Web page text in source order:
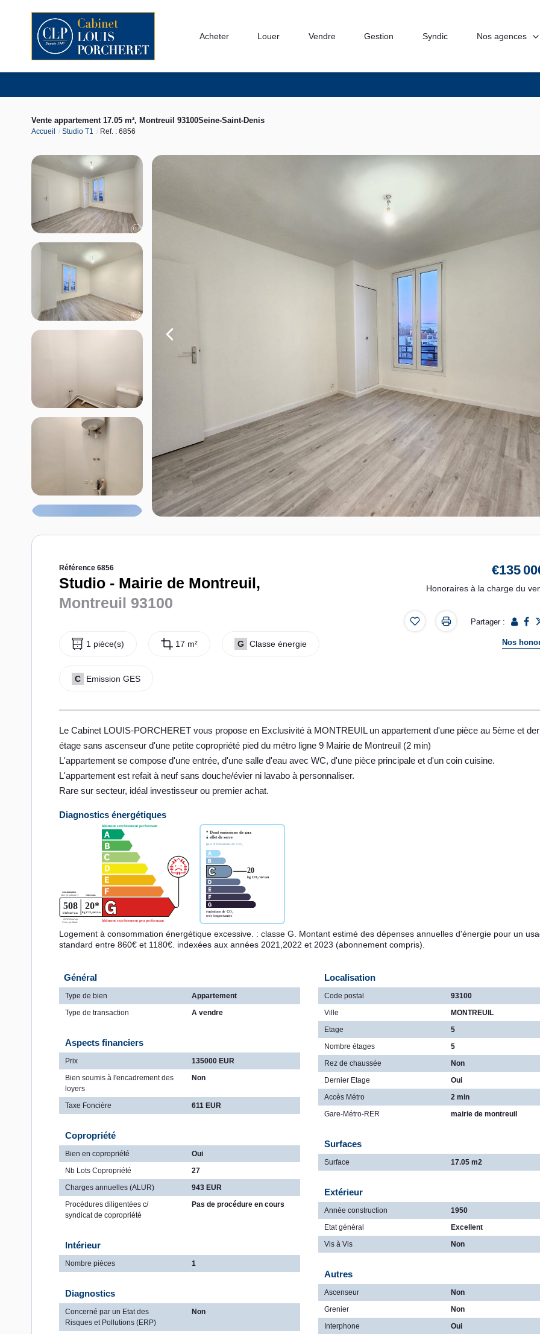
Acheter Louer Vendre Gestion Syndic Nos agences
Vente appartement 17.05 m², Montreuil 93100Seine-Saint-Denis
Accueil Studio T1 Ref. : 6856
Référence 6856
Studio - Mairie de Montreuil,
Montreuil 93100
1 pièce(s) 17 m² G Classe énergie
C Emission GES
€135
Honoraires à la charge du
Partager :
Nos
Le Cabinet LOUIS-PORCHERET vous propose en Exclusivité à MONTREUIL un appartement d'une pièce au 5ème et
étage sans ascenseur d'une petite copropriété pied du métro ligne 9 Mairie de Montreuil (2 min)
L'appartement se compose d'une entrée, d'une salle d'eau avec WC, d'une pièce principale et d'un coin cuisine.
L'appartement est refait à neuf sans douche/évier ni lavabo à personnaliser.
Rare sur secteur, idéal investisseur ou premier achat.
Diagnostics énergétiques
Logement à consommation énergétique excessive. : classe G. Montant estimé des dépenses annuelles d'énergie pour un
standard entre 860€ et 1180€. indexées aux années 2021,2022 et 2023 (abonnement compris).
Général
Type de bien
Appartement
Type de transaction
A vendre
Localisation
Code postal
93100
Ville
MONTREUIL
Etage
5
Nombre étages
5
Rez de chaussée
Non
Dernier Etage
Oui
Accès Métro
2 min
Gare-Métro-RER
mairie de montreuil
Aspects financiers
Prix
135000 EUR
Bien soumis à l'encadrement des
loyers
Non
Taxe Foncière 611 EUR
Copropriété
Bien en copropriété
Oui
Nb Lots Copropriété
27
Charges annuelles (ALUR)
943 EUR
Procédures diligentées c/
syndicat de copropriété
Pas de procédure en cours
Surfaces
Surface 17.05 m2
Extérieur
Année construction
1950
Etat général
Excellent
Vis à Vis
Non
Intérieur
Nombre pièces 1
Autres
Ascenseur
Non
Grenier
Non
Interphone
Oui
Diagnostics
Concerné par un Etat des
Risques et Pollutions (ERP)
Non